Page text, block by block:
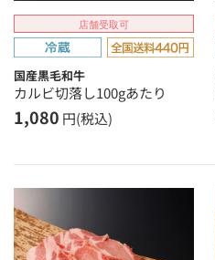
店舗受取可
国産黒毛和牛
カルビ切落し100gあたり
1,080 円(税込)